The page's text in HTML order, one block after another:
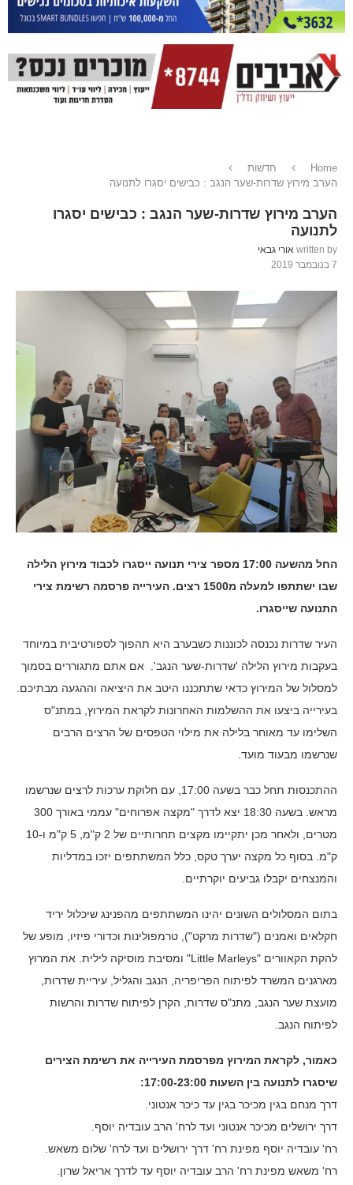
Home
חדשות
הערב מירוץ שדרות-שער הנגב : כבישים יסגרו לתנועה
הערב מירוץ שדרות-שער הנגב : כבישים יסגרו
לתנועה
written by אורי גבאי
7 בנובמבר 2019
החל מהשעה 17:00 מספר צירי תנועה ייסגרו לכבוד מירוץ הלילה
שבו ישתתפו למעלה מ1500 רצים. העירייה פרסמה רשימת צירי
התנועה שייסגרו.
העיר שדרות נכנסה לכוננות כשבערב היא תהפוך לספורטיבית במיוחד
בעקבות מירוץ הלילה 'שדרות-שער הנגב'. אם אתם מתגוררים בסמוך
למסלול של המירוץ כדאי שתתכננו היטב את היציאה וההגעה מבתיכם.
בעירייה ביצעו את ההשלמות האחרונות לקראת המירוץ, במתנ"ס
השלימו עד מאוחר בלילה את מילוי הטפסים של הרצים הרבים
שנרשמו מבעוד מועד.
ההתכנסות תחל כבר בשעה 17:00, עם חלוקת ערכות לרצים שנרשמו
מראש. בשעה 18:30 יצא לדרך "מקצה אפרוחים" עממי באורך 300
מטרים, ולאחר מכן יתקיימו מקצים תחרותיים של 2 ק"מ, 5 ק"מ ו-10
ק"מ. בסוף כל מקצה יערך טקס, כלל המשתתפים יזכו במדליות
והמנצחים יקבלו גביעים יוקרתיים.
בתום המסלולים השונים יהינו המשתתפים מהפנינג שיכלול יריד
חקלאים ואמנים ("שדרות מרקט"), טרמפולינות וכדורי פיזיו, מופע של
להקת הקאוורים "Little Marleys" ומסיבת מוסיקה לילית. את המרוץ
מארגנים המשרד לפיתוח הפריפריה, הנגב והגליל, עיריית שדרות,
מועצת שער הנגב, מתנ"ס שדרות, הקרן לפיתוח שדרות והרשות
לפיתוח הנגב.
כאמור, לקראת המירוץ מפרסמת העירייה את רשימת הצירים
שיסגרו לתנועה בין השעות 17:00-23:00:
דרך מנחם בגין מכיכר בגין עד כיכר אנטוני.
דרך ירושלים מכיכר אנטוני ועד לרח' הרב עובדיה יוסף.
רח' עובדיה יוסף מפינת רח' דרך ירושלים ועד לרח' שלום משאש.
רח' משאש מפינת רח' הרב עובדיה יוסף עד לדרך אריאל שרון.